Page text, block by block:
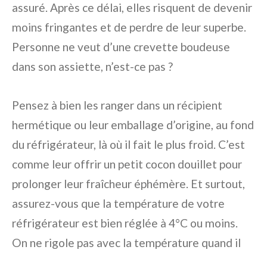
assuré. Après ce délai, elles risquent de devenir
moins fringantes et de perdre de leur superbe.
Personne ne veut d’une crevette boudeuse
dans son assiette, n’est-ce pas ?
Pensez à bien les ranger dans un récipient
hermétique ou leur emballage d’origine, au fond
du réfrigérateur, là où il fait le plus froid. C’est
comme leur offrir un petit cocon douillet pour
prolonger leur fraîcheur éphémère. Et surtout,
assurez-vous que la température de votre
réfrigérateur est bien réglée à 4°C ou moins.
On ne rigole pas avec la température quand il